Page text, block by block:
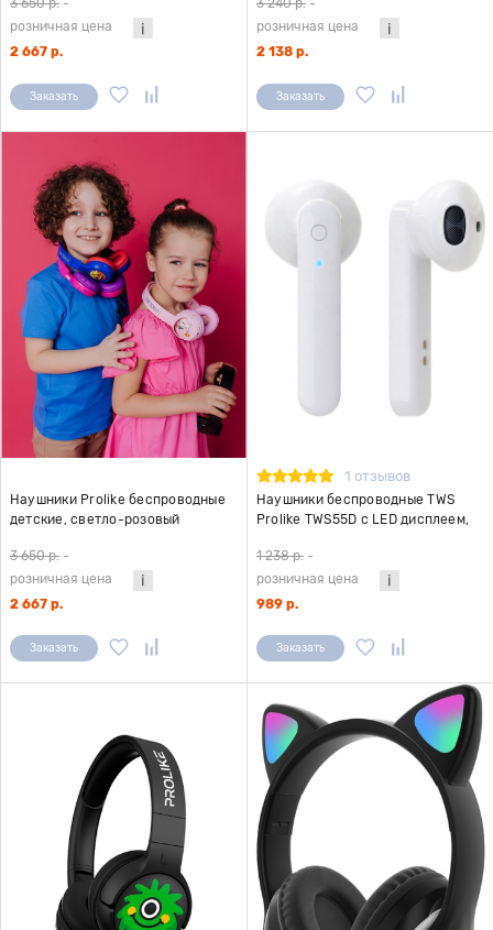
3 650 р. -
розничная цена
2 667 р.
Заказать
3 240 р. -
розничная цена
2 138 р.
Заказать
Наушники Prolike беспроводные
детские, светло-розовый
3 650 р. -
розничная цена
2 667 р.
Заказать
1 отзывов
Наушники беспроводные TWS
Prolike TWS55D с LED дисплеем,
1 238 р. -
розничная цена
989 р.
Заказать